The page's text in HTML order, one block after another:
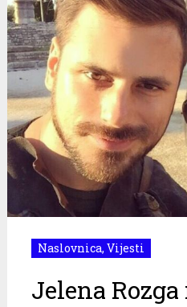
Naslovnica, Vijesti
Jelena